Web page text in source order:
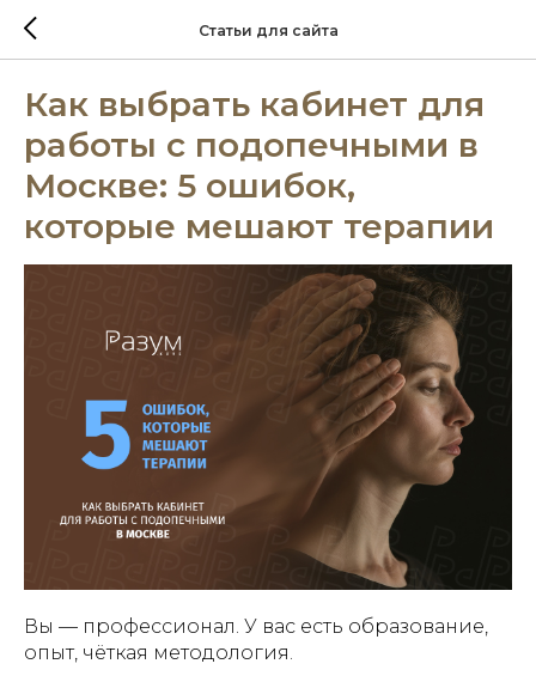
Статьи для сайта
Как выбрать кабинет для
работы с подопечными в
Москве: 5 ошибок,
которые мешают терапии
Вы — профессионал. У вас есть образование,
опыт, чёткая методология.